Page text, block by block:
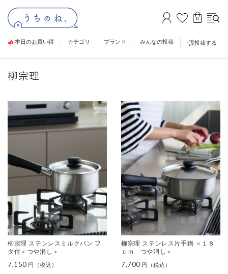
0
本日のお買い得 カテゴリ ブランド みんなの投稿 投稿する
柳宗理
柳宗理 ステンレスミルクパン フ
タ付＜つや消し＞
7,150
柳宗理 ステンレス片手鍋 ＜１８
ｃｍ つや消し＞
7,700